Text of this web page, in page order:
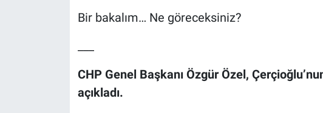
Bir bakalım… Ne göreceksiniz?
CHP Genel Başkanı Özgür Özel,
açıkladı.